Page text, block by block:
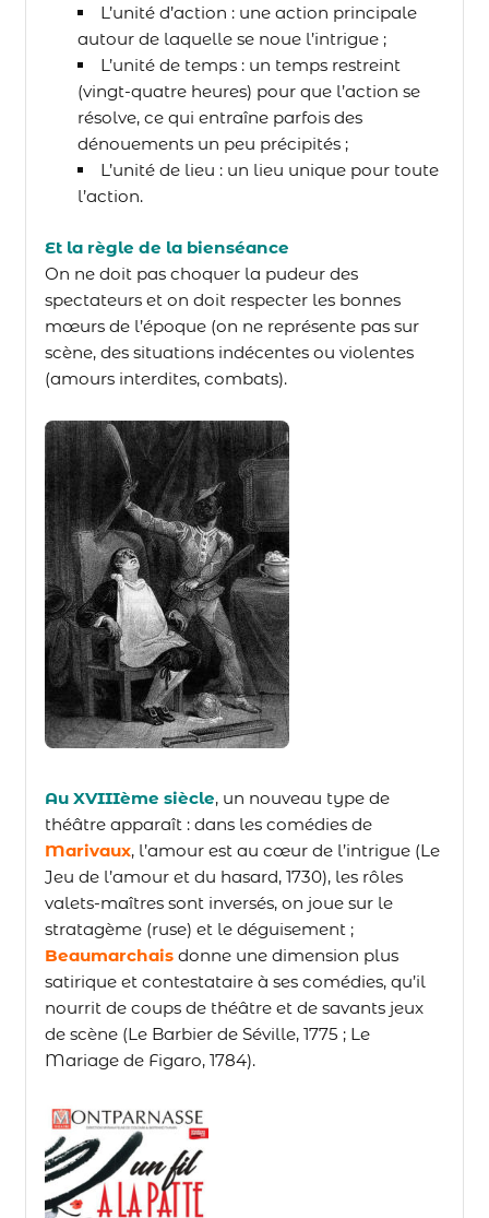
L’unité d’action : une action principale
autour de laquelle se noue l’intrigue ;
L’unité de temps : un temps restreint
(vingt-quatre heures) pour que l’action se
résolve, ce qui entraîne parfois des
dénouements un peu précipités ;
L’unité de lieu : un lieu unique pour toute
l’action.
Et la règle de la bienséance
On ne doit pas choquer la pudeur des
spectateurs et on doit respecter les bonnes
mœurs de l’époque (on ne représente pas sur
scène, des situations indécentes ou violentes
(amours interdites, combats).
Au XVIIIème siècle, un nouveau type de
théâtre apparaît : dans les comédies de
Marivaux, l’amour est au cœur de l’intrigue (Le
Jeu de l’amour et du hasard, 1730), les rôles
valets-maîtres sont inversés, on joue sur le
stratagème (ruse) et le déguisement ;
Beaumarchaisdonne une dimension plus
satirique et contestataire à ses comédies, qu’il
nourrit de coups de théâtre et de savants jeux
de scène (Le Barbier de Séville, 1775 ; Le
Mariage de Figaro, 1784).